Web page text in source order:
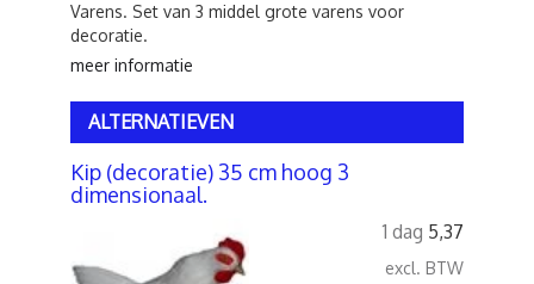
Varens. Set van 3 middel grote varens voor
decoratie.
meer informatie
ALTERNATIEVEN
Kip (decoratie) 35 cm hoog 3
dimensionaal.
1 dag 5,37
excl. BTW